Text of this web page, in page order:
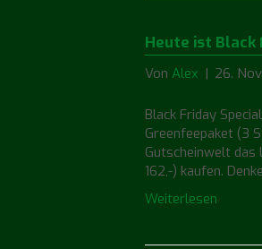
Heute ist Black
Von Alex | 26.
Black Friday
Greenfeepaket (3
Gutscheinwelt
162,-) kaufen.
Weiterlesen